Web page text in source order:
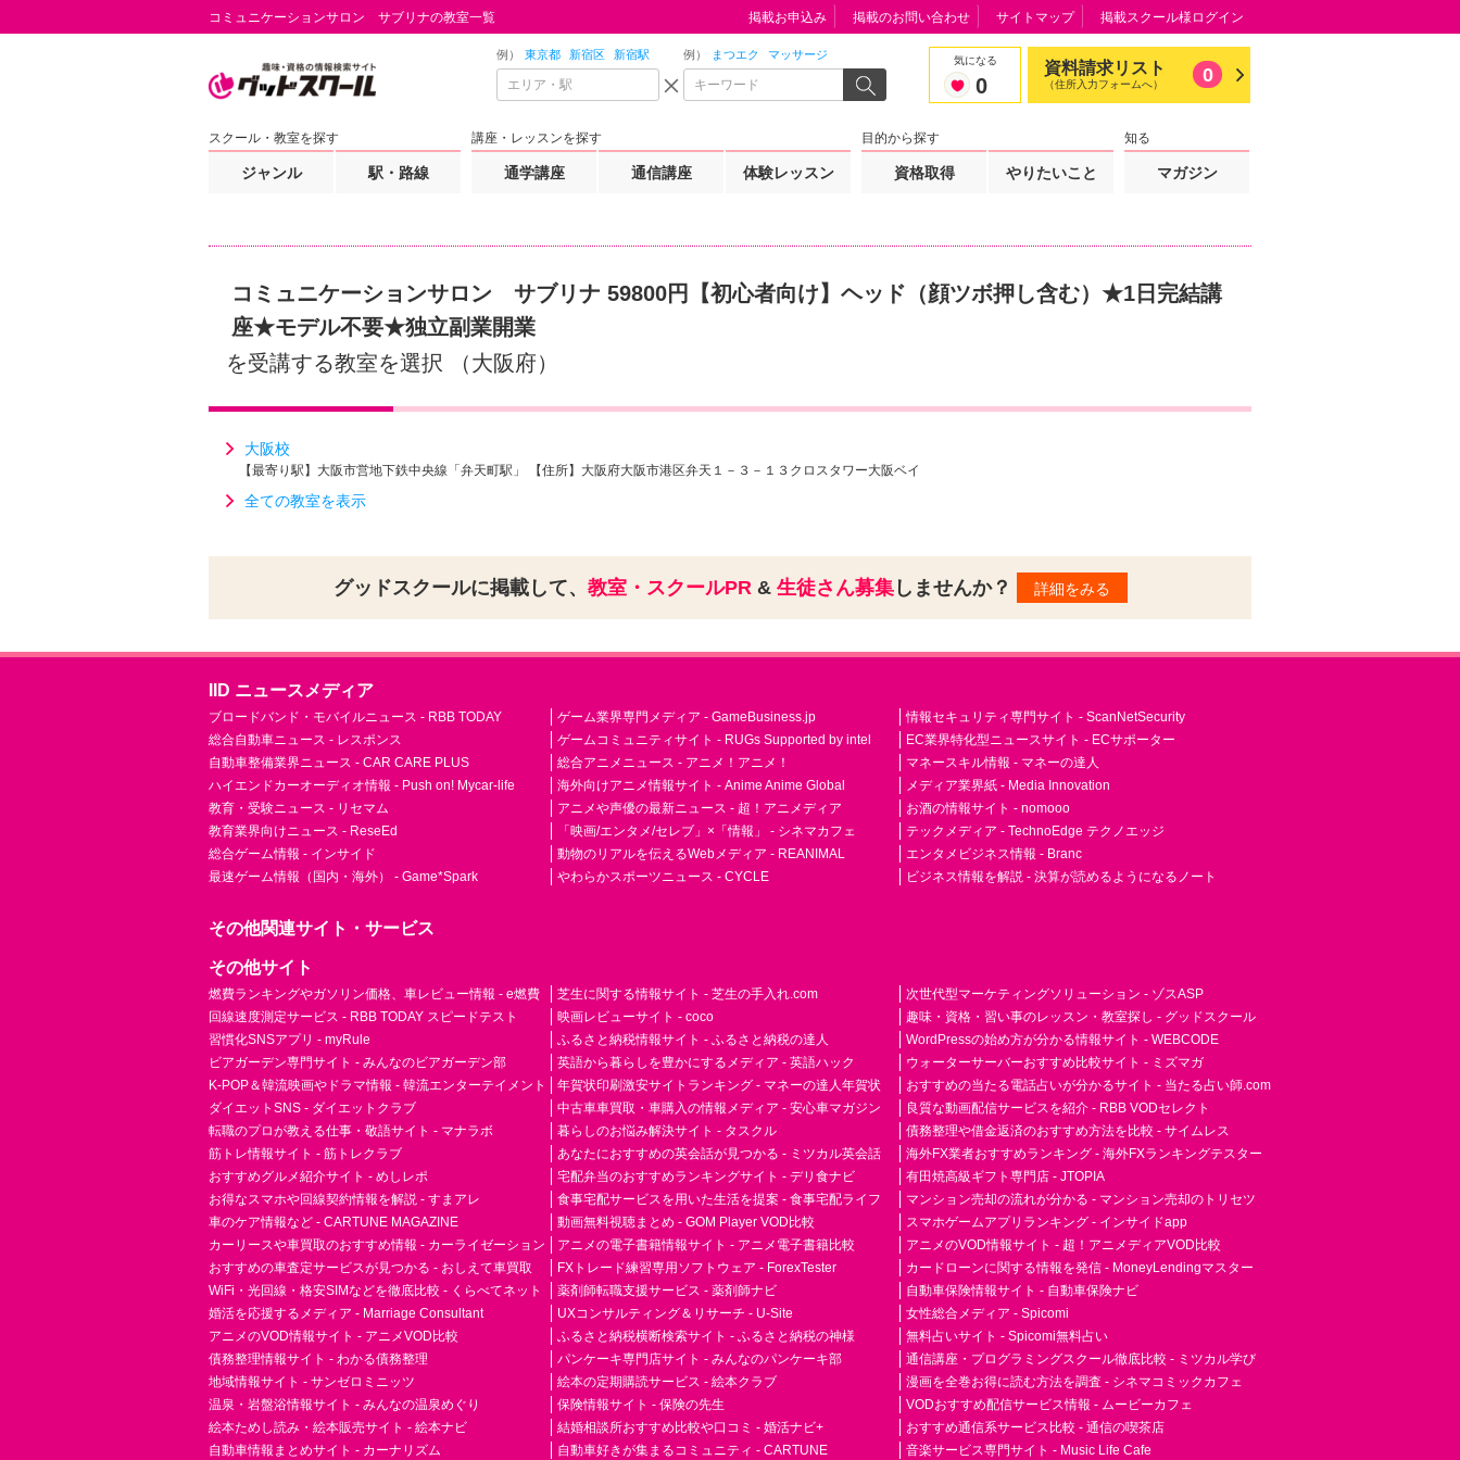
コミュニケーションサロン サブリナの教室一覧
例） 東京都 新宿区 新宿駅 例） まつエク マッサージ 気になる
0
資料請求リスト
（住所入力フォームへ） 0
スクール・教室を探す
ジャンル 駅・路線
講座・レッスンを探す
通学講座 通信講座 体験レッスン
目的から探す
資格取得 やりたいこと
知る
マガジン
掲載お申込み 掲載のお問い合わせ サイトマップ 掲載スクール様ログイン
コミュニケーションサロン サブリナ 59800円【初心者向け】ヘッド（顔ツボ押し含む）★1日完結講
座★モデル不要★独立副業開業
を受講する教室を選択 （大阪府）
大阪校
【最寄り駅】大阪市営地下鉄中央線「弁天町駅」 【住所】大阪府大阪市港区弁天１－３－１３クロスタワー大阪ベイ
全ての教室を表示
グッドスクールに掲載して、 教室・スクールPR& 生徒さん募集しませんか？ 詳細をみる
IID ニュースメディア
ブロードバンド・モバイルニュース - RBB TODAY
総合自動車ニュース - レスポンス
自動車整備業界ニュース - CAR CARE PLUS
ハイエンドカーオーディオ情報 - Push on! Mycar-life
教育・受験ニュース - リセマム
教育業界向けニュース - ReseEd
総合ゲーム情報 - インサイド
最速ゲーム情報（国内・海外） - Game*Spark
ゲーム業界専門メディア - GameBusiness.jp
ゲームコミュニティサイト - RUGs Supported by intel
総合アニメニュース - アニメ！アニメ！
海外向けアニメ情報サイト - Anime Anime Global
アニメや声優の最新ニュース - 超！アニメディア
「映画/エンタメ/セレブ」×「情報」 - シネマカフェ
動物のリアルを伝えるWebメディア - REANIMAL
やわらかスポーツニュース - CYCLE
情報セキュリティ専門サイト - ScanNetSecurity
EC業界特化型ニュースサイト - ECサポーター
マネースキル情報 - マネーの達人
メディア業界紙 - Media Innovation
お酒の情報サイト - nomooo
テックメディア - TechnoEdge テクノエッジ
エンタメビジネス情報 - Branc
ビジネス情報を解説 - 決算が読めるようになるノート
その他関連サイト・サービス
その他サイト
燃費ランキングやガソリン価格、車レビュー情報 - e燃費
回線速度測定サービス - RBB TODAY スピードテスト
習慣化SNSアプリ - myRule
ビアガーデン専門サイト - みんなのビアガーデン部
K-POP＆韓流映画やドラマ情報 - 韓流エンターテイメント
ダイエットSNS - ダイエットクラブ
転職のプロが教える仕事・敬語サイト - マナラボ
筋トレ情報サイト - 筋トレクラブ
おすすめグルメ紹介サイト - めしレポ
お得なスマホや回線契約情報を解説 - すまアレ
車のケア情報など - CARTUNE MAGAZINE
カーリースや車買取のおすすめ情報 - カーライゼーション
おすすめの車査定サービスが見つかる - おしえて車買取
WiFi・光回線・格安SIMなどを徹底比較 - くらべてネット
婚活を応援するメディア - Marriage Consultant
アニメのVOD情報サイト - アニメVOD比較
債務整理情報サイト - わかる債務整理
地域情報サイト - サンゼロミニッツ
温泉・岩盤浴情報サイト - みんなの温泉めぐり
絵本ためし読み・絵本販売サイト - 絵本ナビ
自動車情報まとめサイト - カーナリズム
芝生に関する情報サイト - 芝生の手入れ.com
映画レビューサイト - coco
ふるさと納税情報サイト - ふるさと納税の達人
英語から暮らしを豊かにするメディア - 英語ハック
年賀状印刷激安サイトランキング - マネーの達人年賀状
中古車車買取・車購入の情報メディア - 安心車マガジン
暮らしのお悩み解決サイト - タスクル
あなたにおすすめの英会話が見つかる - ミツカル英会話
宅配弁当のおすすめランキングサイト - デリ食ナビ
食事宅配サービスを用いた生活を提案 - 食事宅配ライフ
動画無料視聴まとめ - GOM Player VOD比較
アニメの電子書籍情報サイト - アニメ電子書籍比較
FXトレード練習専用ソフトウェア - ForexTester
薬剤師転職支援サービス - 薬剤師ナビ
UXコンサルティング＆リサーチ - U-Site
ふるさと納税横断検索サイト - ふるさと納税の神様
パンケーキ専門店サイト - みんなのパンケーキ部
絵本の定期購読サービス - 絵本クラブ
保険情報サイト - 保険の先生
結婚相談所おすすめ比較や口コミ - 婚活ナビ+
自動車好きが集まるコミュニティ - CARTUNE
次世代型マーケティングソリューション - ゾスASP
趣味・資格・習い事のレッスン・教室探し - グッドスクール
WordPressの始め方が分かる情報サイト - WEBCODE
ウォーターサーバーおすすめ比較サイト - ミズマガ
おすすめの当たる電話占いが分かるサイト - 当たる占い師.com
良質な動画配信サービスを紹介 - RBB VODセレクト
債務整理や借金返済のおすすめ方法を比較 - サイムレス
海外FX業者おすすめランキング - 海外FXランキングテスター
有田焼高級ギフト専門店 - JTOPIA
マンション売却の流れが分かる - マンション売却のトリセツ
スマホゲームアプリランキング - インサイドapp
アニメのVOD情報サイト - 超！アニメディアVOD比較
カードローンに関する情報を発信 - MoneyLendingマスター
自動車保険情報サイト - 自動車保険ナビ
女性総合メディア - Spicomi
無料占いサイト - Spicomi無料占い
通信講座・プログラミングスクール徹底比較 - ミツカル学び
漫画を全巻お得に読む方法を調査 - シネマコミックカフェ
VODおすすめ配信サービス情報 - ムービーカフェ
おすすめ通信系サービス比較 - 通信の喫茶店
音楽サービス専門サイト - Music Life Cafe